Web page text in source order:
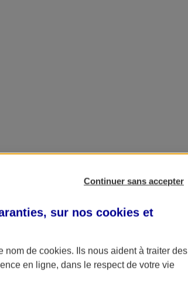
Continuer sans accepter
sur nos cookies et
nom de cookies. Ils nous aident à traiter des
en ligne, dans le respect de votre vie